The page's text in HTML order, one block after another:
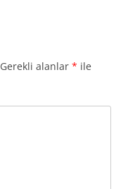
Gerekli alanlar * ile